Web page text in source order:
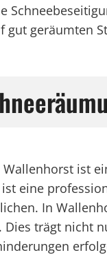
gut geräumten
ist
eine
In
trägt nicht